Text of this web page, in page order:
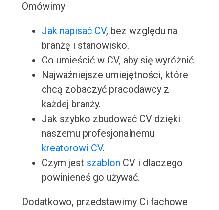
Omówimy:
Jak napisać CV, bez względu na
branżę i stanowisko.
Co umieścić w CV, aby się wyróżnić.
Najważniejsze umiejętności, które
chcą zobaczyć pracodawcy z
każdej branży.
Jak szybko zbudować CV dzięki
naszemu profesjonalnemu
kreatorowi CV.
Czym jest szablon CV i dlaczego
powinieneś go używać.
Dodatkowo, przedstawimy Ci fachowe